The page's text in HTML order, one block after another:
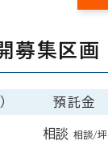
募集区画
預託金
相談 相談/坪